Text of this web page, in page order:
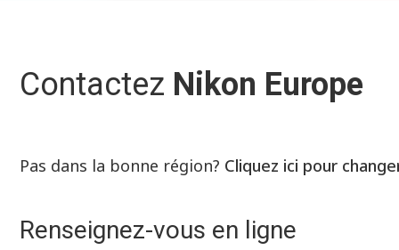
Contactez Nikon Europe
Pas dans la bonne région? Cliquez ici pour
Renseignez-vous en ligne